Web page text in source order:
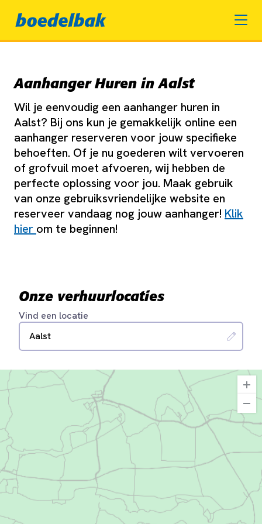
Aanhanger Huren in Aalst
Wil je eenvoudig een aanhanger huren in
Aalst? Bij ons kun je gemakkelijk online een
aanhanger reserveren voor jouw specifieke
behoeften. Of je nu goederen wilt vervoeren
of grofvuil moet afvoeren, wij hebben de
perfecte oplossing voor jou. Maak gebruik
van onze gebruiksvriendelijke website en
reserveer vandaag nog jouw aanhanger! Klik
hier om te beginnen!
Onze verhuurlocaties
Vind een locatie
Aalst